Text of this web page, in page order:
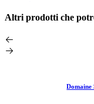
Altri prodotti che
Domaine